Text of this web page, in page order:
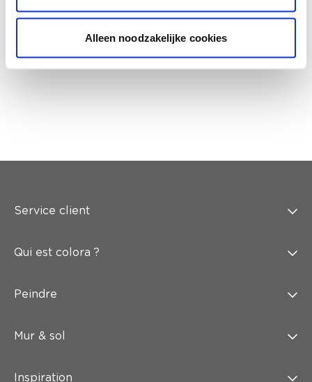
Alleen noodzakelijke cookies
Obtenez un contrôle technologique de vos
Service client
Qui est colora ?
Peindre
Mur & sol
Inspiration